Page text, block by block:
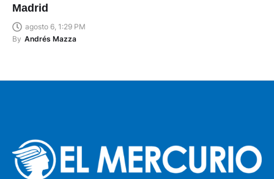
Madrid
agosto 6, 1:29 PM
By Andrés Mazza